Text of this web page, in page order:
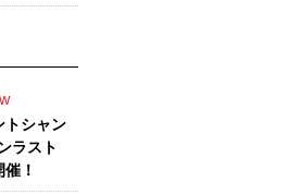
トシャン
ラスト
！